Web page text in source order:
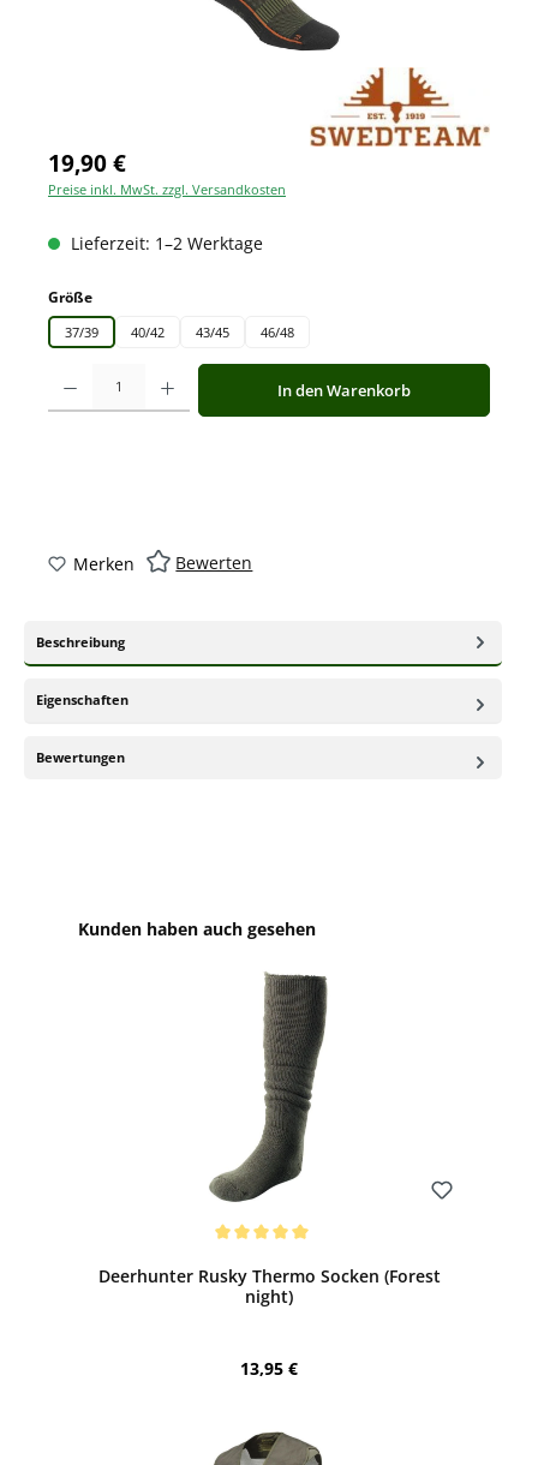
19,90 €
Preise inkl. MwSt. zzgl. Versandkosten
Lieferzeit: 1–2 Werktage
Größeauswählen
37/39 40/42 43/45 46/48
Produkt Anzahl: Gib den gewünschten Wert ein oder benutze die
In den Warenkorb
Merken Bewerten
Beschreibung
Eigenschaften
Bewertungen
Produktgalerie überspringen
Kunden haben auch gesehen
Deerhunter Rusky Thermo Socken (Forest
night)
Regulärer Preis:
13,95 €